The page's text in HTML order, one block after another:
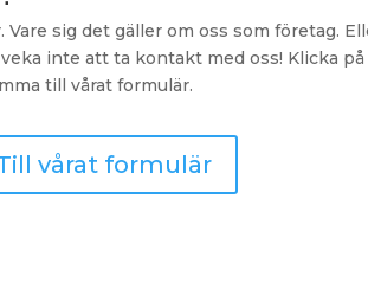
Vare sig det gäller om oss som företag.
inte att ta kontakt med oss! Klicka på
till vårat formulär.
vårat formulär